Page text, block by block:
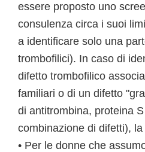
essere proposto uno
consulenza circa i suoi
a identificare solo una
trombofilici). In caso di
difetto trombofilico
familiari o di un difetto
di antitrombina, proteina
combinazione di difetti),
• Per le donne che